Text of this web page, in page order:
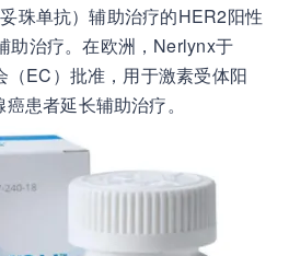
珠单抗）辅助治疗的HER2阳性
助治疗。在欧洲，Nerlynx于
EC）批准，用于激素受体阳
患者延长辅助治疗。